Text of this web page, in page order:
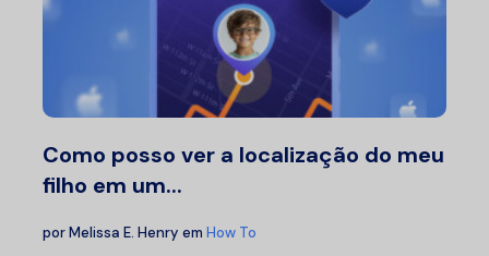
Como posso ver a localização do meu
filho em um...
porMelissa E. Henry em How To